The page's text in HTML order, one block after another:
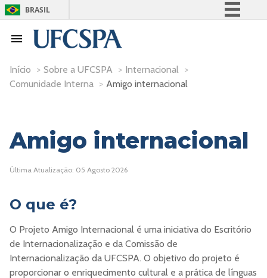
BRASIL
Participe
Acesso à informação
Início > Sobre a UFCSPA > Internacional >
Comunidade Interna > Amigo internacional
Amigo internacional
Última Atualização: 05 Agosto 2026
O que é?
O Projeto Amigo Internacional é uma iniciativa do Escritório
de Internacionalização e da Comissão de
Internacionalização da UFCSPA. O objetivo do projeto é
proporcionar o enriquecimento cultural e a prática de línguas